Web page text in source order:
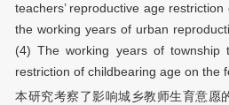
teachers’ reproductive age
the working years of urban
(4) The working years of township
restriction of childbearing age on the
本研究考察了影响城乡教师生育意愿